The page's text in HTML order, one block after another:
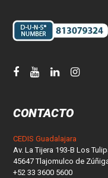
CONTACTO
CEDIS Guadalajara
Av. La Tijera 193-B Los
45647 Tlajomulco de
+52 33 3600 5600